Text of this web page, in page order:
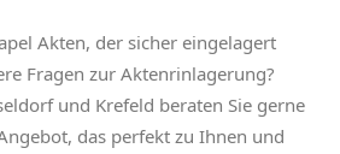
Akten, der sicher eingelagert
Fragen zur Aktenrinlagerung?
und Krefeld beraten Sie gerne
das perfekt zu Ihnen und